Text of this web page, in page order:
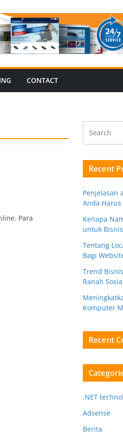
CONTACT
Para
Recent
Penjelasan
Anda Harus
Kenapa
untuk Bisnis
Tentang
Bagi
Trend
Ranah
Komputer
Recent
.NET
Adsense
Berita